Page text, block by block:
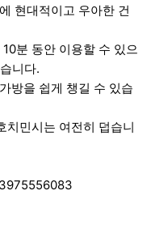
현대적이고 우아한 건
분 동안 이용할 수 있으
니다.
방을 쉽게 챙길 수 있습
치민시는 여전히 덥습니